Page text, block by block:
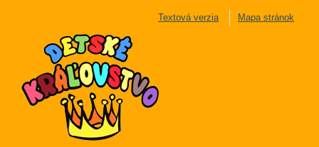
Textová verzia Mapa stránok